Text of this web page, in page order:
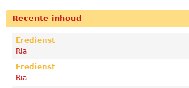
Recente inhoud
Eredienst
Ria
Eredienst
Ria